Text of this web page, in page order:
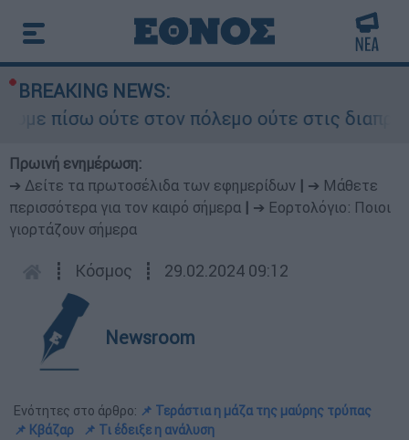
BREAKING NEWS:
ούτε στον πόλεμο ούτε στις
Πρωινή ενημέρωση:
➔ Δείτε τα πρωτοσέλιδα των εφημερίδων
➔ Μάθετε
περισσότερα για τον καιρό σήμερα
➔ Εορτολόγιο: Ποιοι
γιορτάζουν σήμερα
┋ Κόσμος ┋ 29.02.2024 09:12
Newsroom
Ενότητες στο άρθρο: 📌 Τεράστια η μάζα της μαύρης τρύπας
📌 Κβάζαρ
📌 Τι έδειξε η ανάλυση